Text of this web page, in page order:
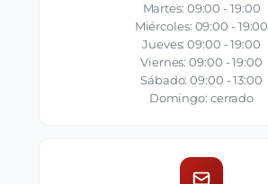
Martes: 09:00 - 19:00
Miércoles: 09:00 - 19:00
Jueves: 09:00 - 19:00
Viernes: 09:00 - 19:00
Sábado: 09:00 - 13:00
Domingo: cerrado